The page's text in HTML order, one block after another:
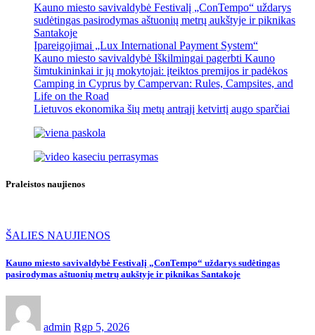
Kauno miesto savivaldybė Festivalį „ConTempo“ uždarys
sudėtingas pasirodymas aštuonių metrų aukštyje ir piknikas
Santakoje
Įpareigojimai „Lux International Payment System“
Kauno miesto savivaldybė Iškilmingai pagerbti Kauno
šimtukininkai ir jų mokytojai: įteiktos premijos ir padėkos
Camping in Cyprus by Campervan: Rules, Campsites, and
Life on the Road
Lietuvos ekonomika šių metų antrąjį ketvirtį augo sparčiai
Praleistos naujienos
ŠALIES NAUJIENOS
Kauno miesto savivaldybė Festivalį „ConTempo“ uždarys sudėtingas
pasirodymas aštuonių metrų aukštyje ir piknikas Santakoje
admin Rgp 5, 2026